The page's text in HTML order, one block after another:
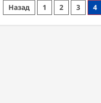
Пагинация
записей
Назад 1 2 3 4